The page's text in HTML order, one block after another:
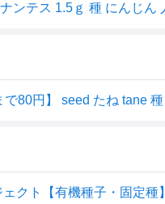
ンテス 1.5ｇ 種 にんじん
クト【有機種子・固定種